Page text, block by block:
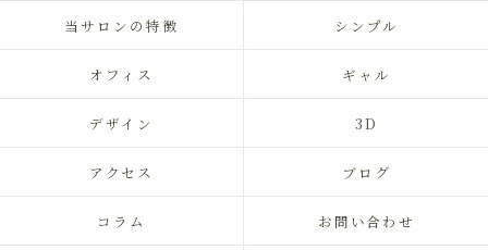
当サロンの特徴 シンプル
オフィス ギャル
デザイン 3D
アクセス ブログ
コラム お問い合わせ